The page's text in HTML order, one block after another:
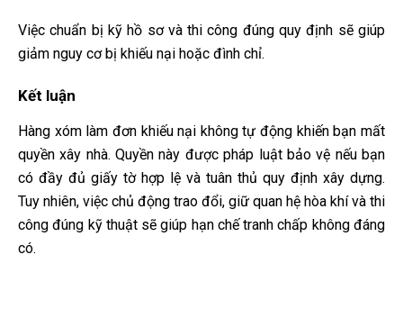
Việc chuẩn bị kỹ hồ sơ và thi công đúng quy định sẽ giúp
giảm nguy cơ bị khiếu nại hoặc đình chỉ.
Kết luận
Hàng xóm làm đơn khiếu nại không tự động khiến bạn mất
quyền xây nhà. Quyền này được pháp luật bảo vệ nếu bạn
có đầy đủ giấy tờ hợp lệ và tuân thủ quy định xây dựng.
Tuy nhiên, việc chủ động trao đổi, giữ quan hệ hòa khí và thi
công đúng kỹ thuật sẽ giúp hạn chế tranh chấp không đáng
có.